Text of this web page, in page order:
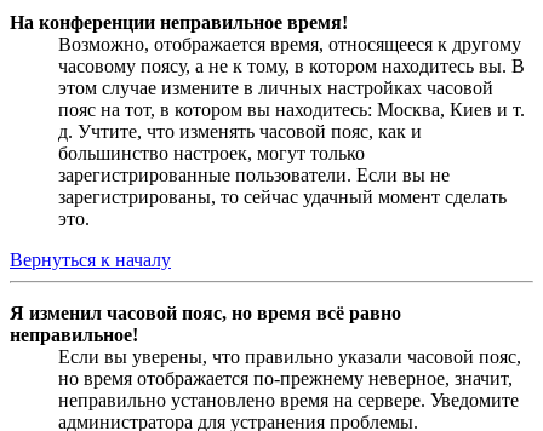
На конференции неправильное время!
Возможно, отображается время, относящееся к другому
часовому поясу, а не к тому, в котором находитесь вы. В
этом случае измените в личных настройках часовой
пояс на тот, в котором вы находитесь: Москва, Киев и т.
д. Учтите, что изменять часовой пояс, как и
большинство настроек, могут только
зарегистрированные пользователи. Если вы не
зарегистрированы, то сейчас удачный момент сделать
это.
Вернуться к началу
Я изменил часовой пояс, но время всё равно
неправильное!
Если вы уверены, что правильно указали часовой пояс,
но время отображается по-прежнему неверное, значит,
неправильно установлено время на сервере. Уведомите
администратора для устранения проблемы.